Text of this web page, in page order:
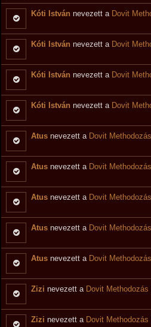
Kóti István nevezett a Dovit
Kóti István nevezett a Dovit
Kóti István nevezett a Dovit
Kóti István nevezett a Dovit
Atus nevezett a Dovit
Atus nevezett a Dovit
Atus nevezett a Dovit
Atus nevezett a Dovit
Atus nevezett a Dovit
Zizi nevezett a Dovit
Zizi nevezett a Dovit